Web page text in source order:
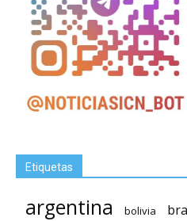
Etiquetas
argentina bolivia